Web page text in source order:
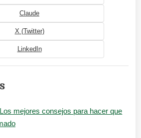
Claude
X (Twitter)
LinkedIn
Los mejores consejos para hacer que